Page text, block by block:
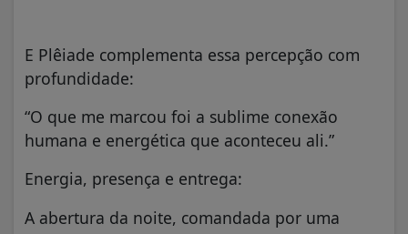
E Plêiade complementa essa percepção com
profundidade:
“O que me marcou foi a sublime conexão
humana e energética que aconteceu ali.”
Energia, presença e entrega:
A abertura da noite, comandada por uma